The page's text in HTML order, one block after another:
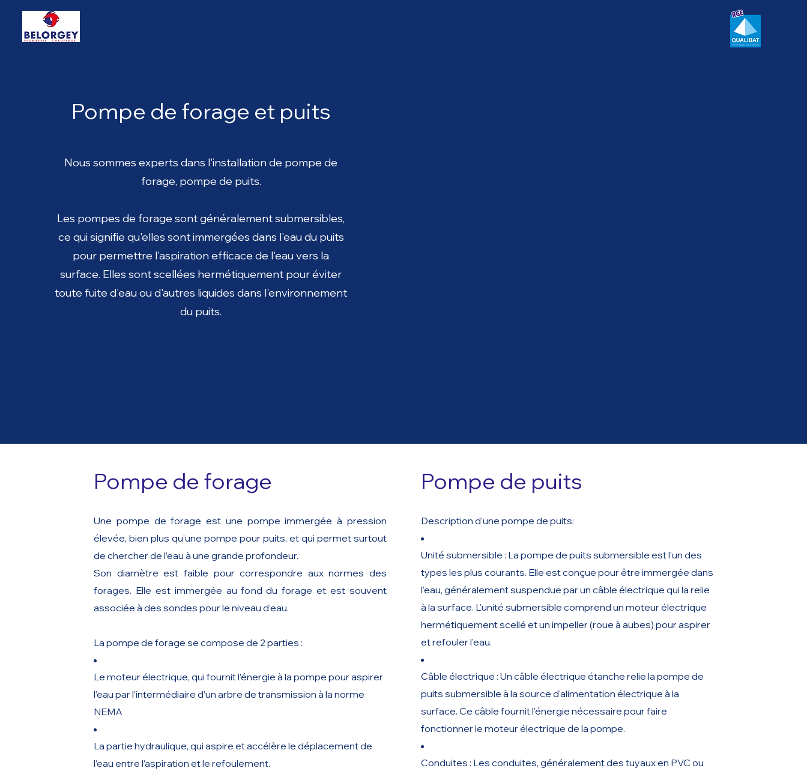
Pompe de forage et puits
Nous sommes experts dans l'installation de pompe de
forage, pompe de puits.
Les pompes de forage sont généralement submersibles,
ce qui signifie qu'elles sont immergées dans l'eau du puits
pour permettre l'aspiration efficace de l'eau vers la
surface. Elles sont scellées hermétiquement pour éviter
toute fuite d'eau ou d'autres liquides dans l'environnement
du puits.
Pompe de forage
Une pompe de forage est une pompe immergée à pression
élevée, bien plus qu’une pompe pour puits, et qui permet surtout
de chercher de l’eau à une grande profondeur.
Son diamètre est faible pour correspondre aux normes des
forages. Elle est immergée au fond du forage et est souvent
associée à des sondes pour le niveau d’eau.
La pompe de forage se compose de 2 parties :
Le moteur électrique, qui fournit l’énergie à la pompe pour aspirer
l’eau par l’intermédiaire d’un arbre de transmission à la norme
NEMA
La partie hydraulique, qui aspire et accélère le déplacement de
l’eau entre l’aspiration et le refoulement.
Pompe de puits
Description d'une pompe de puits:
Unité submersible : La pompe de puits submersible est l'un des
types les plus courants. Elle est conçue pour être immergée dans
l'eau, généralement suspendue par un câble électrique qui la relie
à la surface. L'unité submersible comprend un moteur électrique
hermétiquement scellé et un impeller (roue à aubes) pour aspirer
et refouler l'eau.
Câble électrique : Un câble électrique étanche relie la pompe de
puits submersible à la source d'alimentation électrique à la
surface. Ce câble fournit l'énergie nécessaire pour faire
fonctionner le moteur électrique de la pompe.
Conduites : Les conduites, généralement des tuyaux en PVC ou
ACCUEIL